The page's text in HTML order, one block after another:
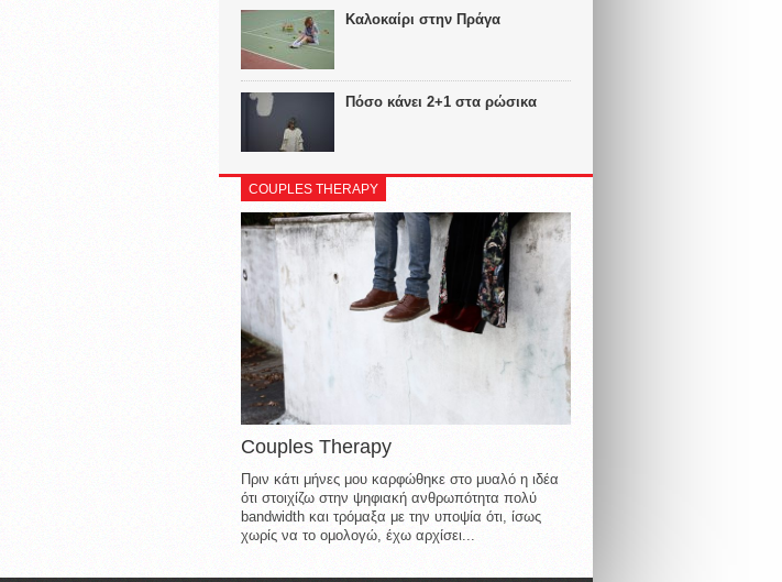
Καλοκαίρι στην Πράγα
Πόσο κάνει 2+1 στα ρώσικα
COUPLES THERAPY
Couples Therapy
Πριν κάτι μήνες μου καρφώθηκε στο μυαλό η ιδέα
ότι στοιχίζω στην ψηφιακή ανθρωπότητα πολύ
bandwidth και τρόμαξα με την υποψία ότι, ίσως
χωρίς να το ομολογώ, έχω αρχίσει...